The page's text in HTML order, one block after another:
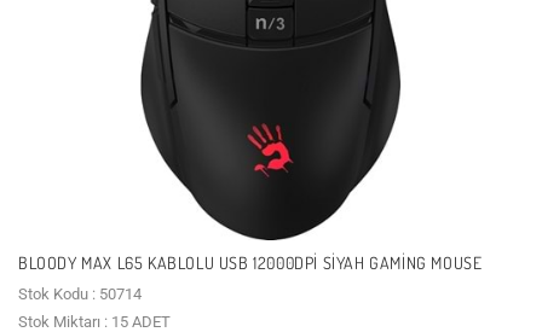
BLOODY MAX L65 KABLOLU USB 12000DPI SIYAH GAMING MOUSE
Stok Kodu : 50714
Stok Miktarı : 15 ADET